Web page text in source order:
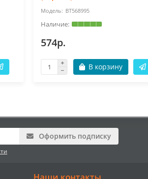
BT568995
574р.
В корзину
Оформить подписку